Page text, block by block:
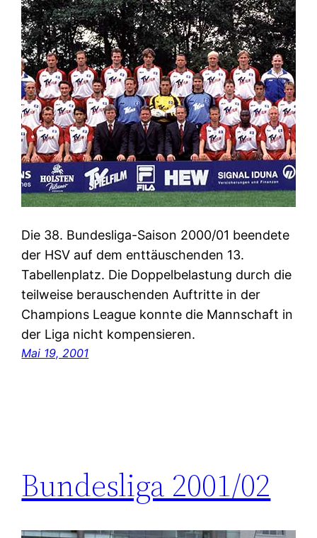
Die 38. Bundesliga-Saison 2000/01 beendete
der HSV auf dem enttäuschenden 13.
Tabellenplatz. Die Doppelbelastung durch die
teilweise berauschenden Auftritte in der
Champions League konnte die Mannschaft in
der Liga nicht kompensieren.
Mai 19, 2001
Bundesliga 2001/02